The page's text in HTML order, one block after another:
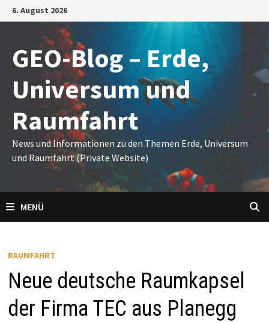
Zum
Inhalt
6. August 2026
GEO-Blog – Erde,
Universum und
Raumfahrt
News und Informationen zu den Themen Erde, Universum
und Raumfahrt (Private Website)
MENÜ
RAUMFAHRT
Neue deutsche Raumkapsel
der Firma TEC aus Planegg